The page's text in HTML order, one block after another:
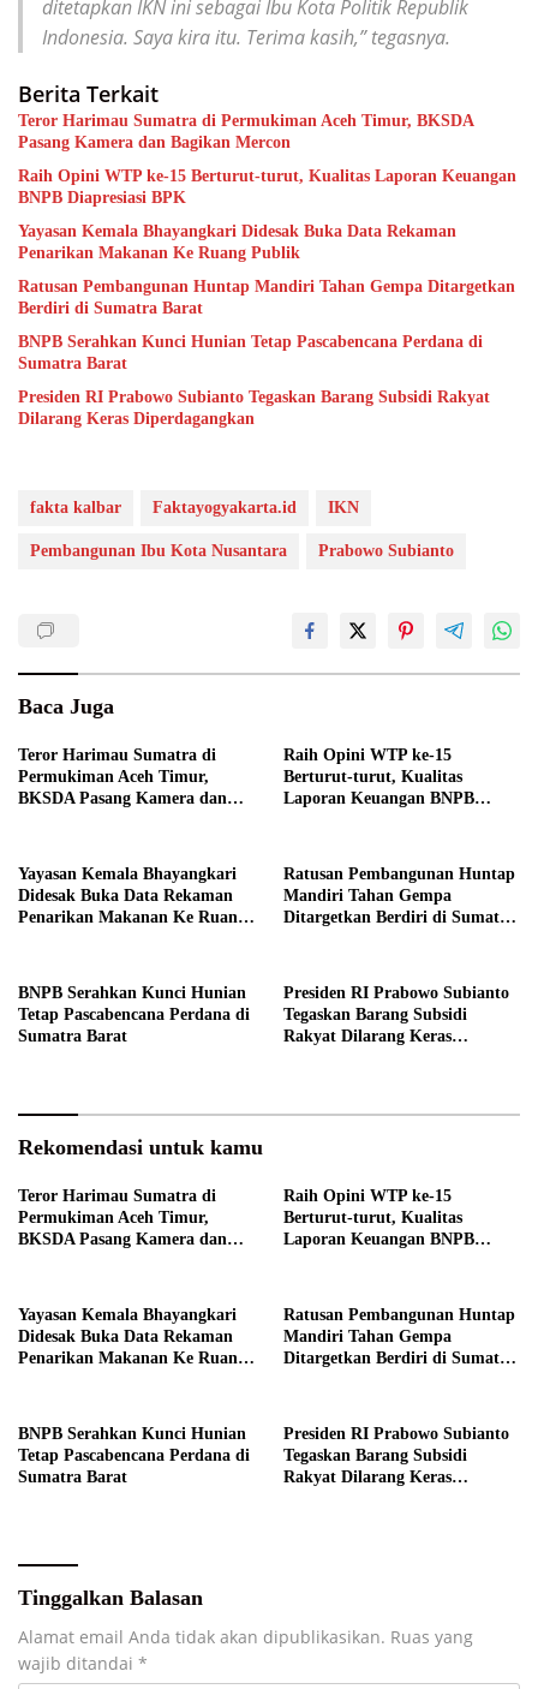
ditetapkan IKN ini sebagai Ibu Kota Politik Republik
Indonesia. Saya kira itu. Terima kasih,” tegasnya.
Berita Terkait
Teror Harimau Sumatra di Permukiman Aceh Timur, BKSDA
Pasang Kamera dan Bagikan Mercon
Raih Opini WTP ke-15 Berturut-turut, Kualitas Laporan Keuangan
BNPB Diapresiasi BPK
Yayasan Kemala Bhayangkari Didesak Buka Data Rekaman
Penarikan Makanan Ke Ruang Publik
Ratusan Pembangunan Huntap Mandiri Tahan Gempa Ditargetkan
Berdiri di Sumatra Barat
BNPB Serahkan Kunci Hunian Tetap Pascabencana Perdana di
Sumatra Barat
Presiden RI Prabowo Subianto Tegaskan Barang Subsidi Rakyat
Dilarang Keras Diperdagangkan
fakta kalbar Faktayogyakarta.id IKN
Pembangunan Ibu Kota Nusantara Prabowo Subianto
Baca Juga
Teror Harimau Sumatra di
Permukiman Aceh Timur,
BKSDA Pasang Kamera dan
Raih Opini WTP ke-15
Berturut-turut, Kualitas
Laporan Keuangan BNPB
Yayasan Kemala Bhayangkari
Didesak Buka Data Rekaman
Penarikan Makanan Ke Ruang
Ratusan Pembangunan Huntap
Mandiri Tahan Gempa
Ditargetkan Berdiri di Sumatra
BNPB Serahkan Kunci Hunian
Tetap Pascabencana Perdana di
Sumatra Barat
Presiden RI Prabowo Subianto
Tegaskan Barang Subsidi
Rakyat Dilarang Keras
Rekomendasi untuk kamu
Teror Harimau Sumatra di
Permukiman Aceh Timur,
BKSDA Pasang Kamera dan
Raih Opini WTP ke-15
Berturut-turut, Kualitas
Laporan Keuangan BNPB
Yayasan Kemala Bhayangkari
Didesak Buka Data Rekaman
Penarikan Makanan Ke Ruang
Ratusan Pembangunan Huntap
Mandiri Tahan Gempa
Ditargetkan Berdiri di Sumatra
BNPB Serahkan Kunci Hunian
Tetap Pascabencana Perdana di
Sumatra Barat
Presiden RI Prabowo Subianto
Tegaskan Barang Subsidi
Rakyat Dilarang Keras
Tinggalkan Balasan
Alamat email Anda tidak akan dipublikasikan. Ruas yang
wajib ditandai *